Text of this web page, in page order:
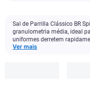
Sal de Parrilla Clássico BR
granulometria média, ideal
uniformes derretem
Ver mais